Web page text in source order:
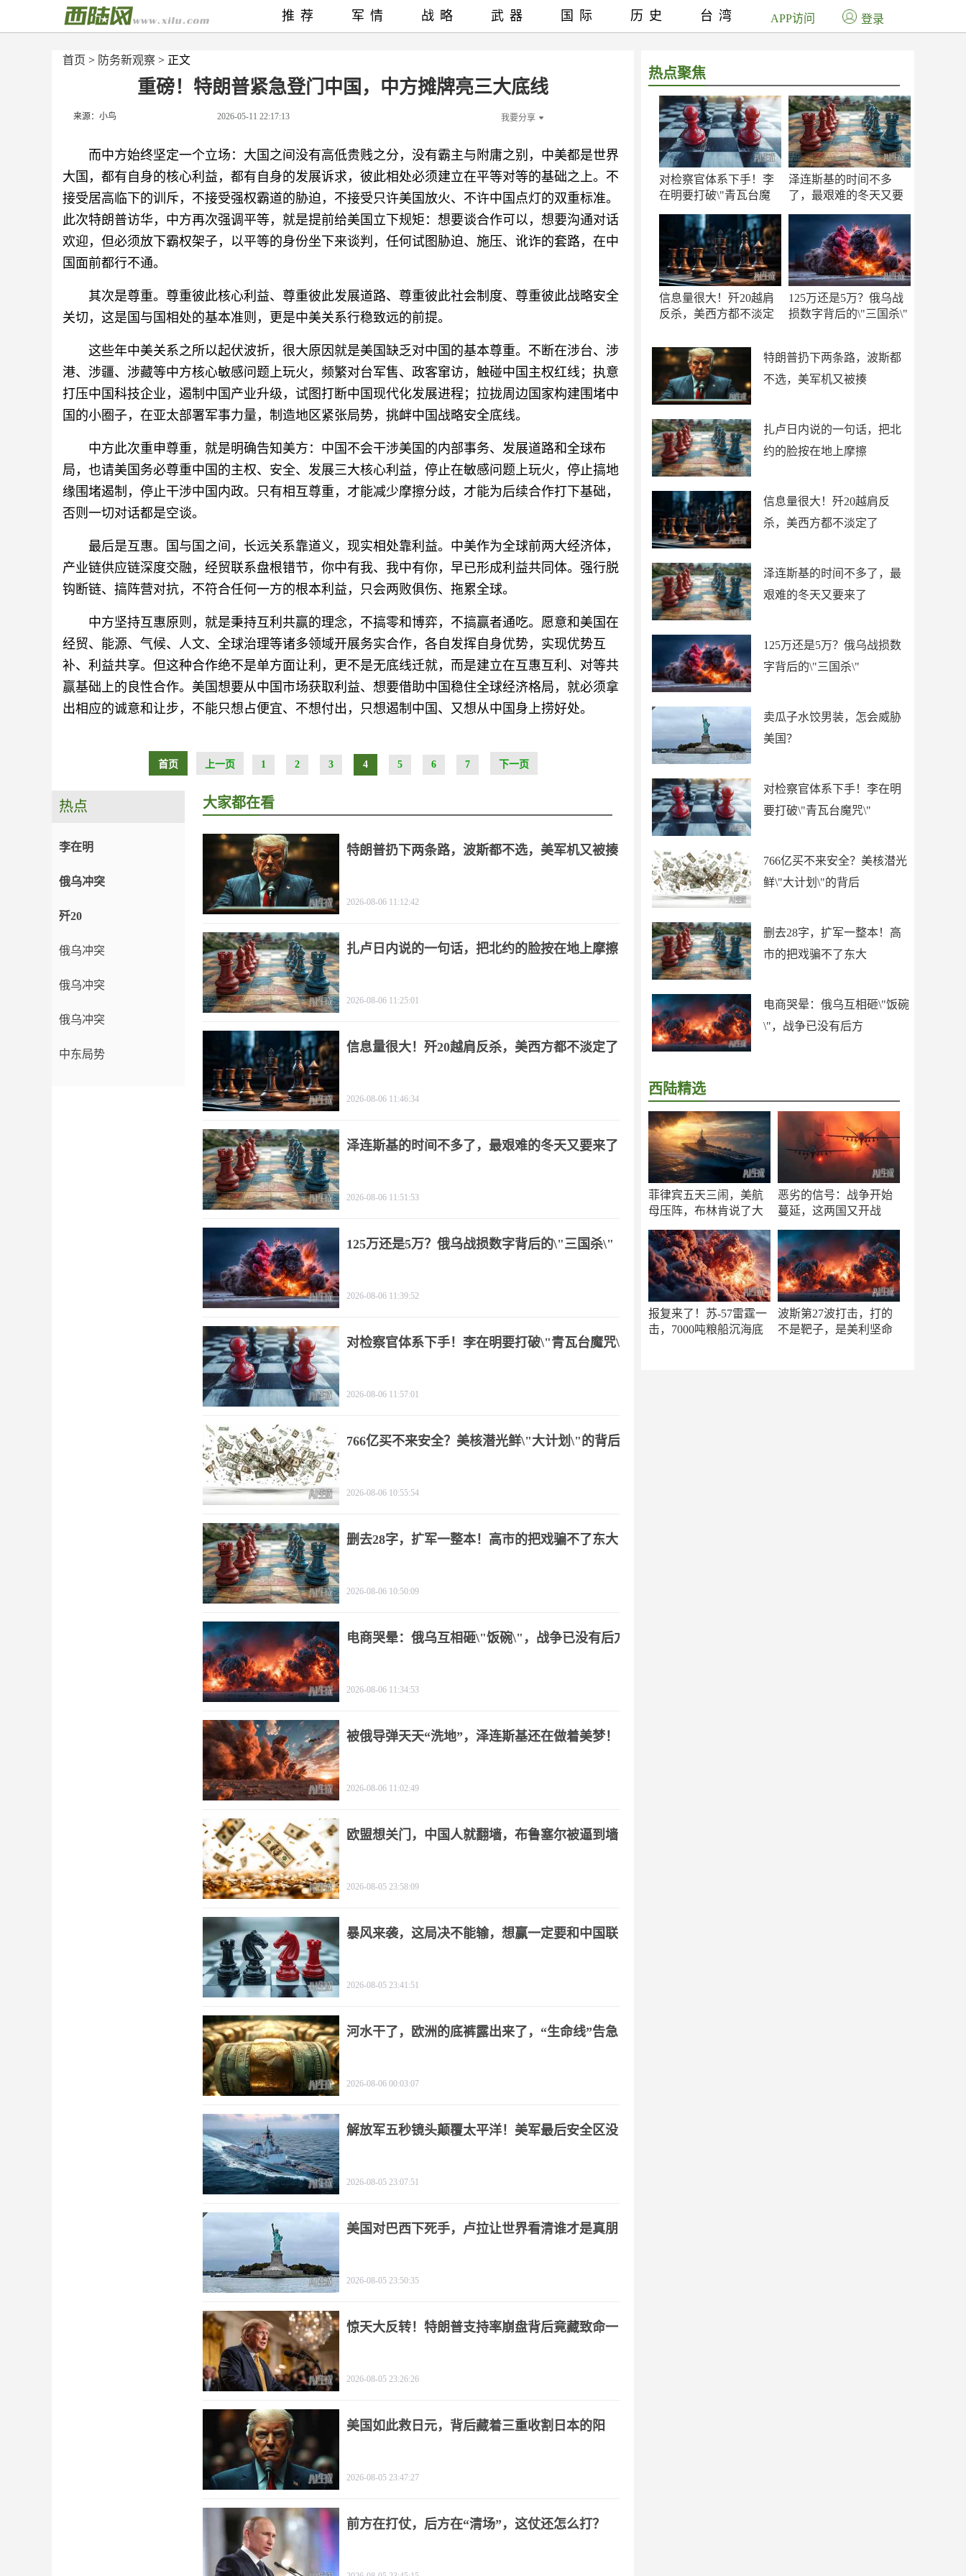
首页 > 防务新观察 > 正文
重磅！特朗普紧急登门中国，中方摊牌亮三大底线
来源：小鸟 2026-05-11 22:17:13 我要分享
而中方始终坚定一个立场：大国之间没有高低贵贱之分，没有霸主与附庸之别，中美都是世界
大国，都有自身的核心利益，都有自身的发展诉求，彼此相处必须建立在平等对等的基础之上。不
接受居高临下的训斥，不接受强权霸道的胁迫，不接受只许美国放火、不许中国点灯的双重标准。
此次特朗普访华，中方再次强调平等，就是提前给美国立下规矩：想要谈合作可以，想要沟通对话
欢迎，但必须放下霸权架子，以平等的身份坐下来谈判，任何试图胁迫、施压、讹诈的套路，在中
国面前都行不通。
其次是尊重。尊重彼此核心利益、尊重彼此发展道路、尊重彼此社会制度、尊重彼此战略安全
关切，这是国与国相处的基本准则，更是中美关系行稳致远的前提。
这些年中美关系之所以起伏波折，很大原因就是美国缺乏对中国的基本尊重。不断在涉台、涉
港、涉疆、涉藏等中方核心敏感问题上玩火，频繁对台军售、政客窜访，触碰中国主权红线；执意
打压中国科技企业，遏制中国产业升级，试图打断中国现代化发展进程；拉拢周边国家构建围堵中
国的小圈子，在亚太部署军事力量，制造地区紧张局势，挑衅中国战略安全底线。
中方此次重申尊重，就是明确告知美方：中国不会干涉美国的内部事务、发展道路和全球布
局，也请美国务必尊重中国的主权、安全、发展三大核心利益，停止在敏感问题上玩火，停止搞地
缘围堵遏制，停止干涉中国内政。只有相互尊重，才能减少摩擦分歧，才能为后续合作打下基础，
否则一切对话都是空谈。
最后是互惠。国与国之间，长远关系靠道义，现实相处靠利益。中美作为全球前两大经济体，
产业链供应链深度交融，经贸联系盘根错节，你中有我、我中有你，早已形成利益共同体。强行脱
钩断链、搞阵营对抗，不符合任何一方的根本利益，只会两败俱伤、拖累全球。
中方坚持互惠原则，就是秉持互利共赢的理念，不搞零和博弈，不搞赢者通吃。愿意和美国在
经贸、能源、气候、人文、全球治理等诸多领域开展务实合作，各自发挥自身优势，实现优势互
补、利益共享。但这种合作绝不是单方面让利，更不是无底线迁就，而是建立在互惠互利、对等共
赢基础上的良性合作。美国想要从中国市场获取利益、想要借助中国稳住全球经济格局，就必须拿
出相应的诚意和让步，不能只想占便宜、不想付出，只想遏制中国、又想从中国身上捞好处。
首页 上一页 1 2 3 4 5 6 7 下一页
热点聚焦
对检察官体系下手！李
在明要打破\"青瓦台魔
泽连斯基的时间不多
了，最艰难的冬天又要
信息量很大！歼20越肩
反杀，美西方都不淡定
125万还是5万？俄乌战
损数字背后的\"三国杀\"
特朗普扔下两条路，波斯都
不选，美军机又被揍
扎卢日内说的一句话，把北
约的脸按在地上摩擦
信息量很大！歼20越肩反
杀，美西方都不淡定了
泽连斯基的时间不多了，最
艰难的冬天又要来了
125万还是5万？俄乌战损数
字背后的\"三国杀\"
卖瓜子水饺男装，怎会威胁
美国？
对检察官体系下手！李在明
要打破\"青瓦台魔咒\"
766亿买不来安全？美核潜光
鲜\"大计划\"的背后
删去28字，扩军一整本！高
市的把戏骗不了东大
电商哭晕：俄乌互相砸\"饭碗
\"，战争已没有后方
西陆精选
菲律宾五天三闹，美航
母压阵，布林肯说了大
恶劣的信号：战争开始
蔓延，这两国又开战
报复来了！苏-57雷霆一
击，7000吨粮船沉海底
波斯第27波打击，打的
不是靶子，是美利坚命
推荐 军情 战略 武器 国际 历史 台湾 APP访问 登录
热点
李在明
俄乌冲突
歼20
俄乌冲突
俄乌冲突
俄乌冲突
中东局势
大家都在看
特朗普扔下两条路，波斯都不选，美军机又被揍
2026-08-06 11:12:42
扎卢日内说的一句话，把北约的脸按在地上摩擦
2026-08-06 11:25:01
信息量很大！歼20越肩反杀，美西方都不淡定了
2026-08-06 11:46:34
泽连斯基的时间不多了，最艰难的冬天又要来了
2026-08-06 11:51:53
125万还是5万？俄乌战损数字背后的\"三国杀\"
2026-08-06 11:39:52
对检察官体系下手！李在明要打破\"青瓦台魔咒\"
2026-08-06 11:57:01
766亿买不来安全？美核潜光鲜\"大计划\"的背后
2026-08-06 10:55:54
删去28字，扩军一整本！高市的把戏骗不了东大
2026-08-06 10:50:09
电商哭晕：俄乌互相砸\"饭碗\"，战争已没有后方
2026-08-06 11:34:53
被俄导弹天天“洗地”，泽连斯基还在做着美梦！
2026-08-06 11:02:49
欧盟想关门，中国人就翻墙，布鲁塞尔被逼到墙
2026-08-05 23:58:09
暴风来袭，这局决不能输，想赢一定要和中国联
2026-08-05 23:41:51
河水干了，欧洲的底裤露出来了，“生命线”告急
2026-08-06 00:03:07
解放军五秒镜头颠覆太平洋！美军最后安全区没
2026-08-05 23:07:51
美国对巴西下死手，卢拉让世界看清谁才是真朋
2026-08-05 23:50:35
惊天大反转！特朗普支持率崩盘背后竟藏致命一
2026-08-05 23:26:26
美国如此救日元，背后藏着三重收割日本的阳
2026-08-05 23:47:27
前方在打仗，后方在“清场”，这仗还怎么打？